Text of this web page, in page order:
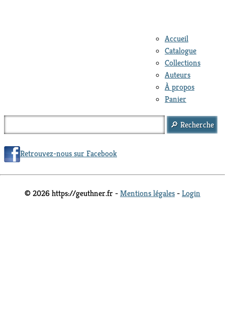
Accueil
Catalogue
Collections
Auteurs
À propos
Panier
Retrouvez-nous sur Facebook
© 2026 https://geuthner.fr -Mentions légales -Login